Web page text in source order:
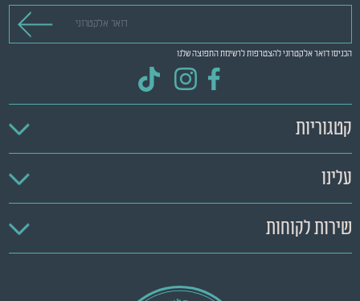
הכניסו דואר אלקטרוני להצטרפות לרשימת התפוצה שלנו
קטגוריות
עלינו
שירות לקוחות